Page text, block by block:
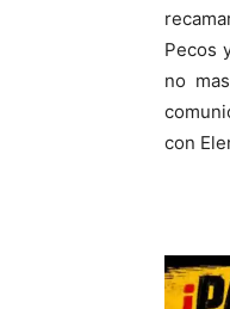
Pecos
no
con